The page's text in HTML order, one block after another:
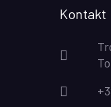
Kontakt